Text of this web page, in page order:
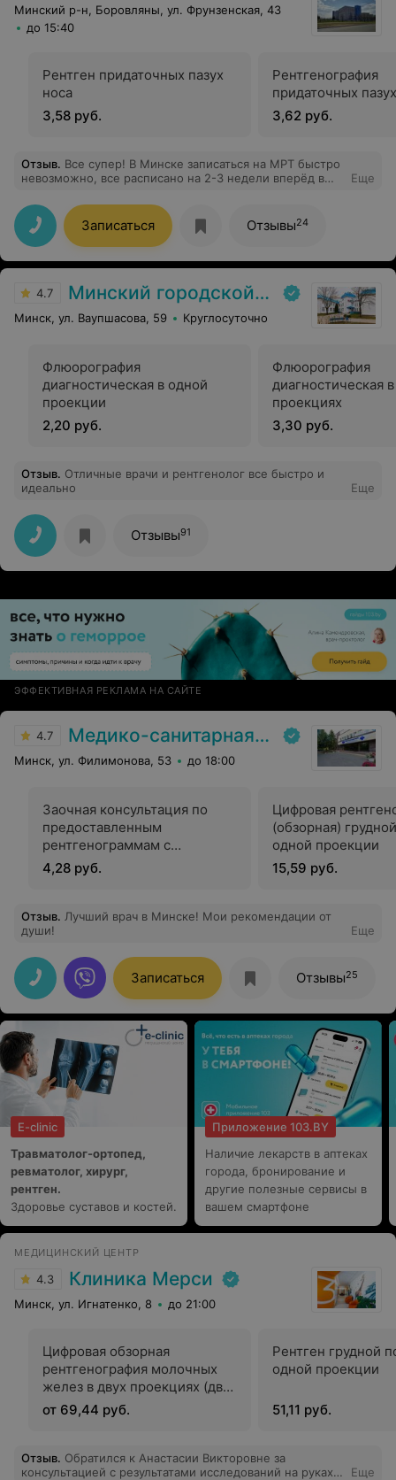
Минский р-н, Боровляны, ул. Фрунзенская, 43
до 15:40
Рентген придаточных пазух
носа
3,58 руб.
Рентгенография
придаточных
3,62 руб.
Отзыв. Все супер! В Минске записаться на МРТ быстро
невозможно, все расписано на 2-3 недели вперёд в
о чудо, вчера утром я позвонила, а в обед уже лежала
в томографе. Более того, доктор очень приятный
молодой человек, который описал мое исследование
уже через 10 мин (другие медцентры дают описание
через 1-2 дня и это жутко неудобно ехать к ним ещё
и даже показал мне мои снимки! Я в восторге,
Еще
Записаться Отзывы24
4.7 Минский городской клинический наркологический центр (МГКНЦ)
Минск, ул. Ваупшасова, 59 Круглосуточно
Флюорография
диагностическая в одной
проекции
2,20 руб.
Флюорография
диагностическая
проекциях
3,30 руб.
Отзыв. Отличные врачи и рентгенолог все быстро и
идеально
Еще
Отзывы91
ЭФФЕКТИВНАЯ РЕКЛАМА НА САЙТЕ
4.7 Медико-санитарная часть Вавилова
Минск, ул. Филимонова, 53 до 18:00
Заочная консультация по
предоставленным
рентгенограммам с
оформлением протокола
4,28 руб.
Цифровая
(обзорная)
одной проекции
15,59 руб.
Отзыв. Лучший врач в Минске! Мои рекомендации от
души!
Еще
Записаться Отзывы25
E-clinic
Травматолог-ортопед,
ревматолог, хирург,
рентген.
Здоровье суставов и костей.
Приложение 103.BY
Наличие лекарств в аптеках
города, бронирование и
другие полезные сервисы в
вашем смартфоне
МЕДИЦИНСКИЙ ЦЕНТР
4.3 Клиника Мерси
Минск, ул. Игнатенко, 8 до 21:00
Цифровая обзорная
рентгенография молочных
желез в двух проекциях (две
железы)
от 69,44 руб.
Рентген грудной
одной проекции
51,11 руб.
Отзыв. Обратился к Анастасии Викторовне за
консультацией с результатами исследований на руках.
Еще